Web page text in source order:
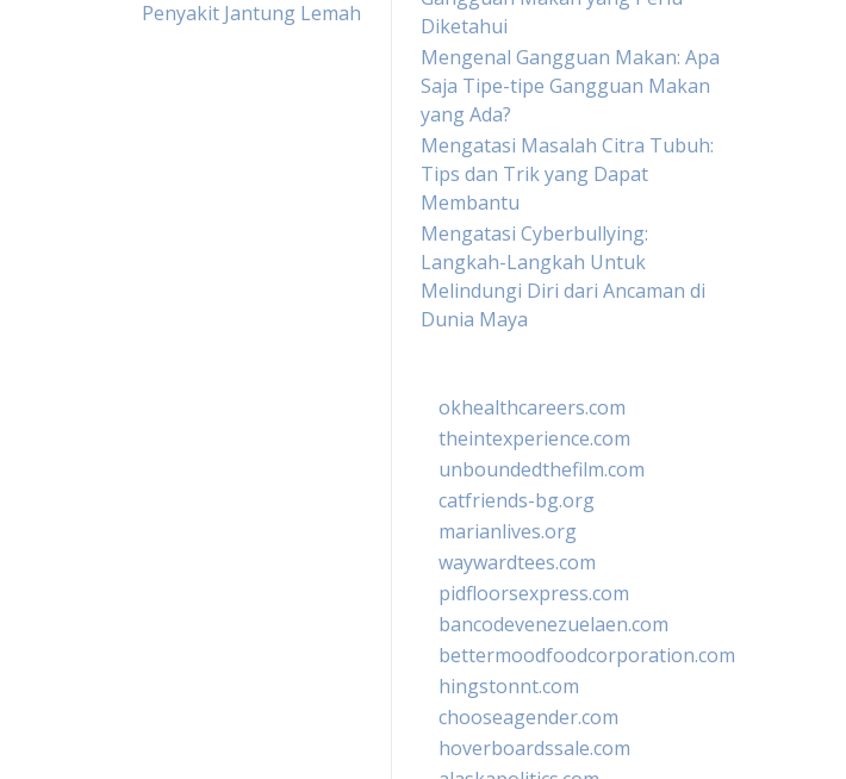
Penyakit Jantung Lemah
Diketahui
Mengenal Gangguan Makan: Apa
Saja Tipe-tipe Gangguan Makan
yang Ada?
Mengatasi Masalah Citra Tubuh:
Tips dan Trik yang Dapat
Membantu
Mengatasi Cyberbullying:
Langkah-Langkah Untuk
Melindungi Diri dari Ancaman di
Dunia Maya
okhealthcareers.com
theintexperience.com
unboundedthefilm.com
catfriends-bg.org
marianlives.org
waywardtees.com
pidfloorsexpress.com
bancodevenezuelaen.com
bettermoodfoodcorporation.com
hingstonnt.com
chooseagender.com
hoverboardssale.com